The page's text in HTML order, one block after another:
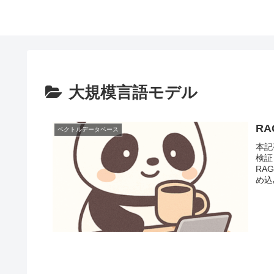
大規模言語モデル
ベクトルデータベース
本
検
め込